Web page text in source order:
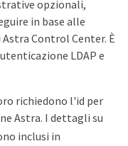
opzionali,
in base alle
Control Center. È
LDAP e
richiedono l'id per
Astra. I dettagli su
inclusi in